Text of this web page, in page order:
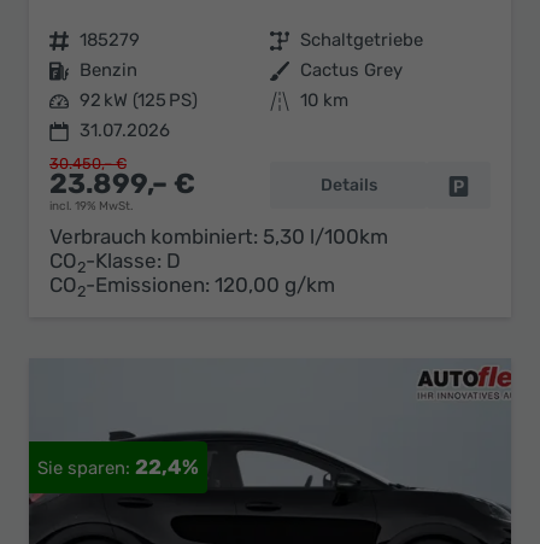
Fahrzeugnr. 185279 Getriebe Schaltgetriebe
Kraftstoff Benzin Außenfarbe Cactus Grey
Leistung 92 kW (125 PS) Kilometerstand 10 km
31.07.2026
23.899,– €
incl. 19% MwSt.
30.450,– €
Details
Verbrauch kombiniert: 5,30 l/100km
CO2-Klasse: D
CO2-Emissionen: 120,00 g/km
22,4%